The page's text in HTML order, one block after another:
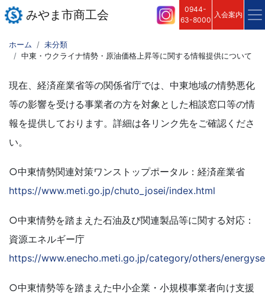
みやま市商工会
0944-
63-8000
入会案内
ホーム
未分類
中東・ウクライナ情勢・原油価格上昇等に関する情報提供について
現在、経済産業省等の関係省庁では、中東地域の情勢悪化
等の影響を受ける事業者の方を対象とした相談窓口等の情
報を提供しております。詳細は各リンク先をご確認くださ
い。
○中東情勢関連対策ワンストップポータル：経済産業省
https://www.meti.go.jp/chuto_josei/index.html
○中東情勢を踏まえた石油及び関連製品等に関する対応：
資源エネルギー庁
https://www.enecho.meti.go.jp/category/others/
○中東情勢等を踏まえた中小企業・小規模事業者向け支援